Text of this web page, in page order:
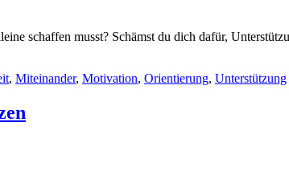
schaffen musst? Schämst du dich dafür,
, Miteinander, Motivation, Orientierung, Unterstützung